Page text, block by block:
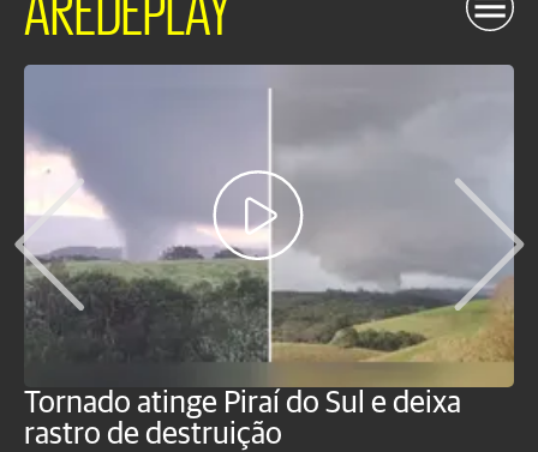
Tornado atinge Piraí do Sul e deixa
rastro de destruição